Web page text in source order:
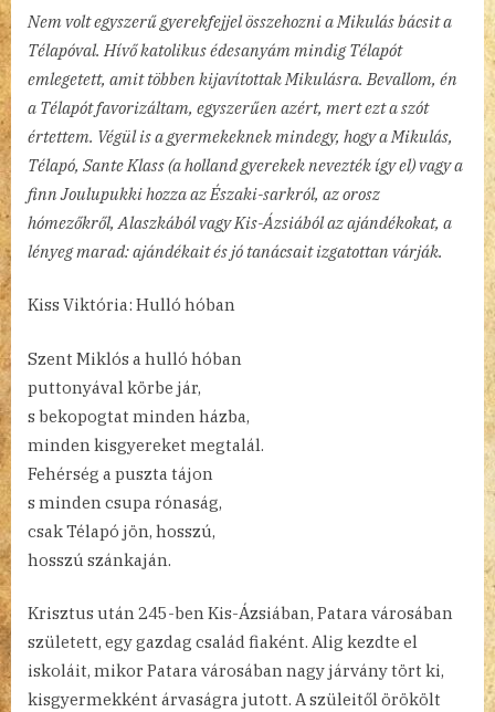
Nem volt egyszerű gyerekfejjel összehozni a Mikulás bácsit a
Télapóval. Hívő katolikus édesanyám mindig Télapót
emlegetett, amit többen kijavítottak Mikulásra. Bevallom, én
a Télapót favorizáltam, egyszerűen azért, mert ezt a szót
értettem. Végül is a gyermekeknek mindegy, hogy a Mikulás,
Télapó, Sante Klass (a holland gyerekek nevezték így el) vagy a
finn Joulupukki hozza az Északi-sarkról, az orosz
hómezőkről, Alaszkából vagy Kis-Ázsiából az ajándékokat, a
lényeg marad: ajándékait és jó tanácsait izgatottan várják.
Kiss Viktória: Hulló hóban
Szent Miklós a hulló hóban
puttonyával körbe jár,
s bekopogtat minden házba,
minden kisgyereket megtalál.
Fehérség a puszta tájon
s minden csupa rónaság,
csak Télapó jön, hosszú,
hosszú szánkaján.
Krisztus után 245-ben Kis-Ázsiában, Patara városában
született, egy gazdag család fiaként. Alig kezdte el
iskoláit, mikor Patara városában nagy járvány tört ki,
kisgyermekként árvaságra jutott. A szüleitől örökölt